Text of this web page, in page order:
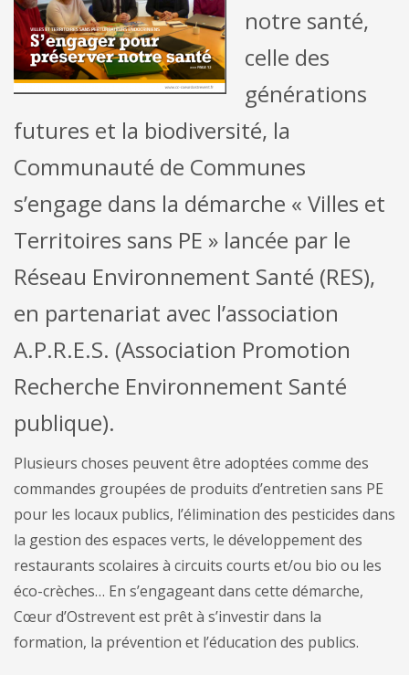
notre santé,
celle des
générations
futures et la biodiversité, la
Communauté de Communes
s’engage dans la démarche « Villes et
Territoires sans PE » lancée par le
Réseau Environnement Santé (RES),
en partenariat avec l’association
A.P.R.E.S. (Association Promotion
Recherche Environnement Santé
publique).
Plusieurs choses peuvent être adoptées comme des
commandes groupées de produits d’entretien sans PE
pour les locaux publics, l’élimination des pesticides dans
la gestion des espaces verts, le développement des
restaurants scolaires à circuits courts et/ou bio ou les
éco-crèches… En s’engageant dans cette démarche,
Cœur d’Ostrevent est prêt à s’investir dans la
formation, la prévention et l’éducation des publics.